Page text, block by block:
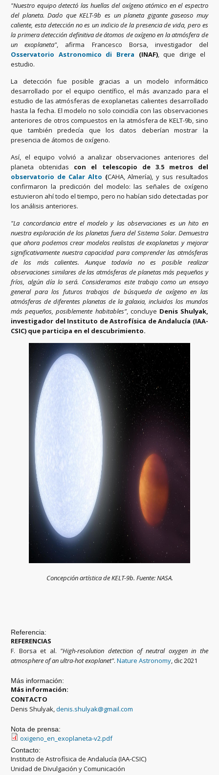
"Nuestro equipo detectó las huellas del oxígeno atómico en el espectro
del planeta. Dado que KELT-9b es un planeta gigante gaseoso muy
caliente, esta detección no es un indicio de la presencia de vida, pero es
la primera detección definitiva de átomos de oxígeno en la atmósfera de
un exoplaneta", afirma Francesco Borsa, investigador del
Osservatorio Astronomico di Brera (INAF), que dirige el
estudio.
La detección fue posible gracias a un modelo informático
desarrollado por el equipo científico, el más avanzado para el
estudio de las atmósferas de exoplanetas calientes desarrollado
hasta la fecha. El modelo no solo coincidía con las observaciones
anteriores de otros compuestos en la atmósfera de KELT-9b, sino
que también predecía que los datos deberían mostrar la
presencia de átomos de oxígeno.
Así, el equipo volvió a analizar observaciones anteriores del
planeta obtenidas con el telescopio de 3.5 metros del
observatorio de Calar Alto (CAHA, Almería), y sus resultados
confirmaron la predicción del modelo: las señales de oxígeno
estuvieron ahí todo el tiempo, pero no habían sido detectadas por
los análisis anteriores.
"La concordancia entre el modelo y las observaciones es un hito en
nuestra exploración de los planetas fuera del Sistema Solar. Demuestra
que ahora podemos crear modelos realistas de exoplanetas y mejorar
significativamente nuestra capacidad para comprender las atmósferas
de los más calientes. Aunque todavía no es posible realizar
observaciones similares de las atmósferas de planetas más pequeños y
fríos, algún día lo será. Consideramos este trabajo como un ensayo
general para los futuros trabajos de búsqueda de oxígeno en las
atmósferas de diferentes planetas de la galaxia, incluidos los mundos
más pequeños, posiblemente habitables”, concluye Denis Shulyak,
investigador del Instituto de Astrofísica de Andalucía (IAA-
CSIC) que participa en el descubrimiento.
Concepción artística de KELT-9b. Fuente: NASA.
Referencia:
REFERENCIAS
F. Borsa et al. "High-resolution detection of neutral oxygen in the
atmosphere of an ultra-hot exoplanet".Nature Astronomy, dic 2021
Más información:
Más información:
CONTACTO
Denis Shulyak,denis.shulyak@gmail.com
Nota de prensa:
oxigeno_en_exoplaneta-v2.pdf
Contacto:
Instituto de Astrofísica de Andalucía (IAA-CSIC)
Unidad de Divulgación y Comunicación